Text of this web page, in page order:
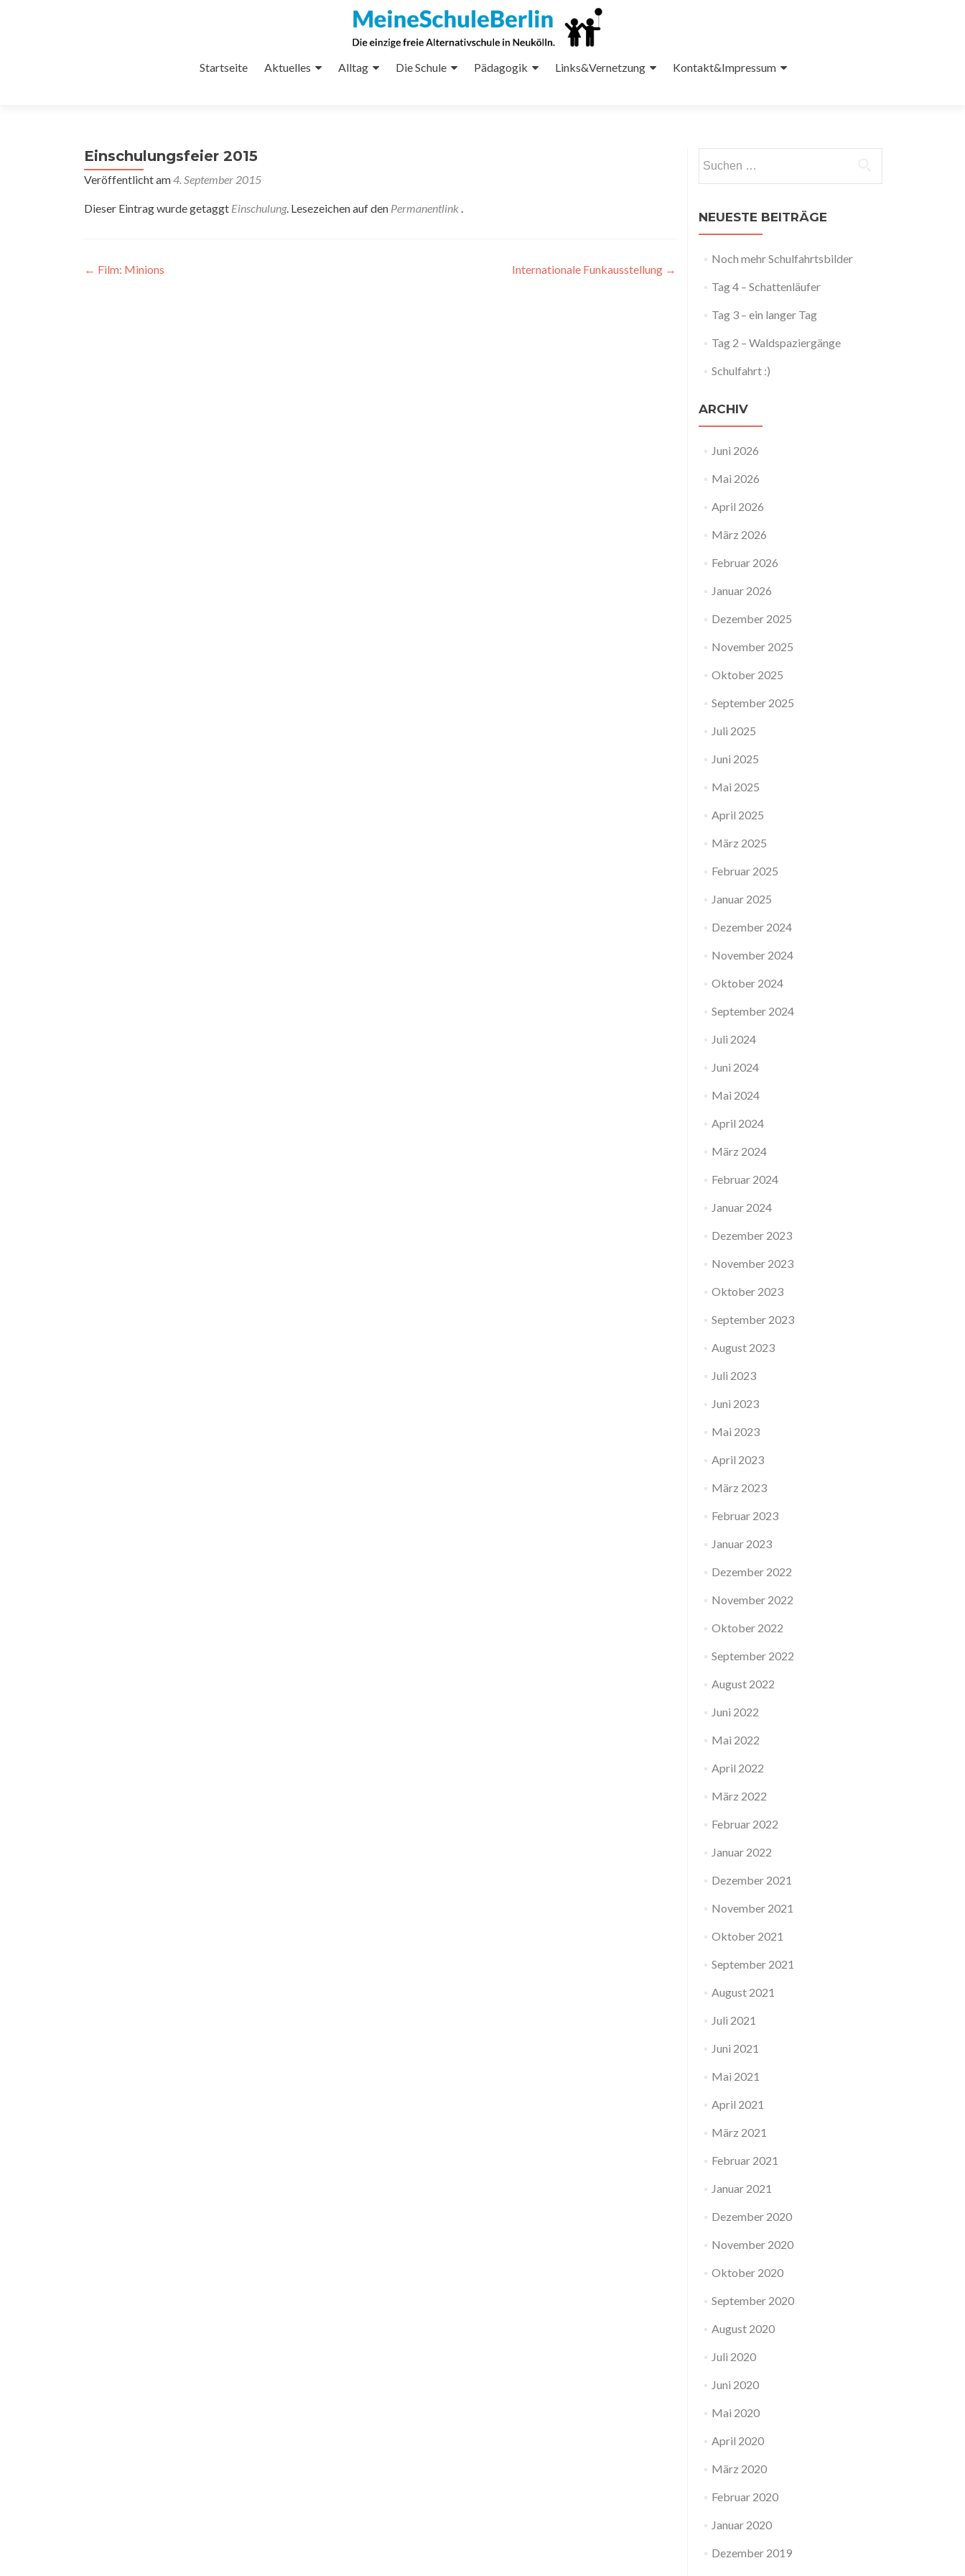
Startseite Aktuelles Alltag Die Schule Pädagogik Links&Vernetzung Kontakt&Impressum
Einschulungsfeier 2015
Veröffentlicht am4. September 2015
Dieser Eintrag wurde getaggt Einschulung. Lesezeichen auf den Permanentlink .
Artikel-
← Film: Minions Internationale Funkausstellung →
nach:
NEUESTE BEITRÄGE
Noch mehr Schulfahrtsbilder
Tag 4 – Schattenläufer
Tag 3 – ein langer Tag
Tag 2 – Waldspaziergänge
Schulfahrt :)
ARCHIV
Juni 2026
Mai 2026
April 2026
März 2026
Februar 2026
Januar 2026
Dezember 2025
November 2025
Oktober 2025
September 2025
Juli 2025
Juni 2025
Mai 2025
April 2025
März 2025
Februar 2025
Januar 2025
Dezember 2024
November 2024
Oktober 2024
September 2024
Juli 2024
Juni 2024
Mai 2024
April 2024
März 2024
Februar 2024
Januar 2024
Dezember 2023
November 2023
Oktober 2023
September 2023
August 2023
Juli 2023
Juni 2023
Mai 2023
April 2023
März 2023
Februar 2023
Januar 2023
Dezember 2022
November 2022
Oktober 2022
September 2022
August 2022
Juni 2022
Mai 2022
April 2022
März 2022
Februar 2022
Januar 2022
Dezember 2021
November 2021
Oktober 2021
September 2021
August 2021
Juli 2021
Juni 2021
Mai 2021
April 2021
März 2021
Februar 2021
Januar 2021
Dezember 2020
November 2020
Oktober 2020
September 2020
August 2020
Juli 2020
Juni 2020
Mai 2020
April 2020
März 2020
Februar 2020
Januar 2020
Dezember 2019